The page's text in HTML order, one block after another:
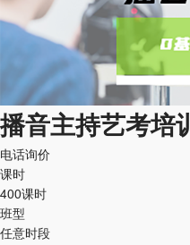
播音主持艺考培
电话询价
课时
400课时
班型
任意时段